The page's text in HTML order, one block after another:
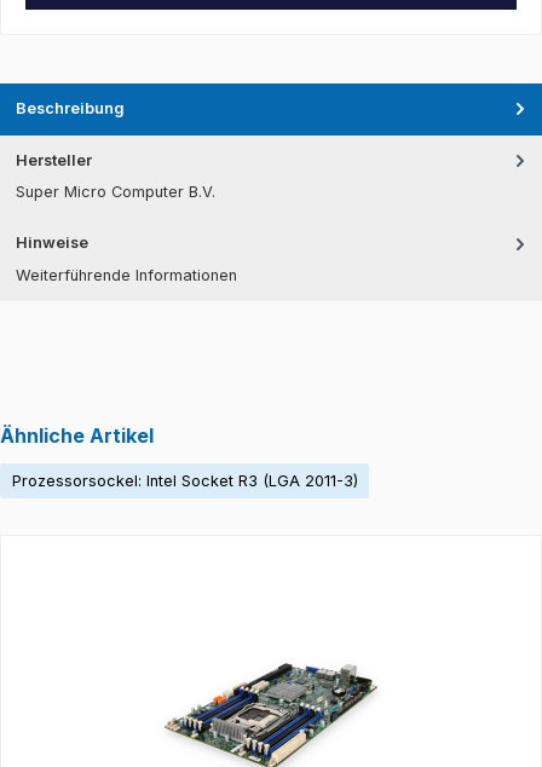
Beschreibung
Hersteller
Super Micro Computer B.V.
Hinweise
Weiterführende Informationen
Ähnliche Artikel
Prozessorsockel: Intel Socket R3 (LGA 2011-3)